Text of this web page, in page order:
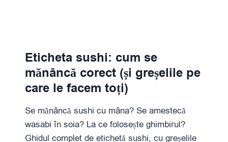
Eticheta sushi: cum se
mănâncă corect (și greșelile pe
care le facem toți)
Se mănâncă sushi cu mâna? Se amestecă
wasabi în soia? La ce folosește ghimbirul?
Ghidul complet de etichetă sushi, cu greșelile